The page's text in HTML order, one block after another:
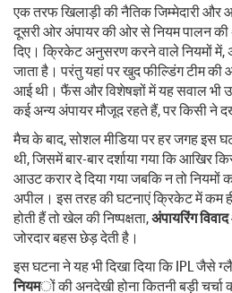
एक तरफ खिलाड़ी की नैतिक जिम्मेदारी और
दूसरी ओर अंपायर की ओर से नियम पालन
दिए। क्रिकेट अनुसरण करने वाले नियमों में,
जाता है। परंतु यहां पर खुद फील्डिंग टीम
आई थी। फैंस और विशेषज्ञों में यह सवाल भी
कई अन्य अंपायर मौजूद रहते हैं, पर किसी ने
मैच के बाद, सोशल मीडिया पर हर जगह इस
थी, जिसमें बार-बार दर्शाया गया कि आखिर
आउट करार दे दिया गया जबकि न तो नियमों
अपील। इस तरह की घटनाएं क्रिकेट में कम
होती हैं तो खेल की निष्पक्षता,अंपायरिंग विवाद
जोरदार बहस छेड़ देती है।
इस घटना ने यह भी दिखा दिया कि IPL जैसे
नियमों की अनदेखी होना कितनी बड़ी